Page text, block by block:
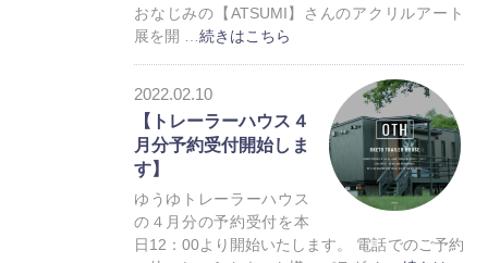
おなじみの【ATSUMI】さんのアクリルアート
展を開 …続きはこちら
2022.02.10
【トレーラーハウス４
月分予約受付開始しま
す】
ゆうゆトレーラーハウス
の４月分の予約受付を本
日12：00より開始いたします。 電話でのご予約